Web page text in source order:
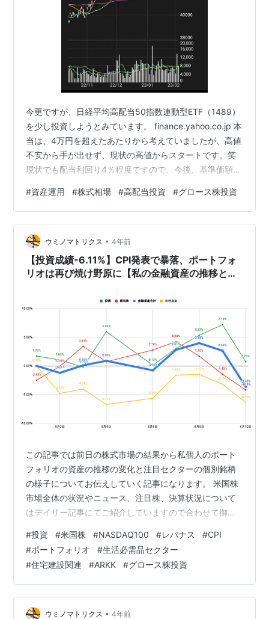
今更ですが、日経平均高配当50指数連動型ETF（1489）
を少し投資しようとみています。 finance.yahoo.co.jp 本
当は、4万円を超えたあたりから考えていましたが、高値
不安から手が出せず、現状の高値からスタートです。笑
現状でも配当利回り4％程度ですので、今後、基準価額が
間分散として買い出動かな。でもやっぱ高いよね。 ま
た、マザーズETF（2516）にも打診買いを検討です。こ
ちらはトレーディング目的。 finance.yahoo.co.jp このま
ま、NASDAQのハイテクグロース株が上がり続けると
は、先のGAFAM決算内容から…
#資産運用 #株式相場 #高配当投資 #グロース株投資
ウミノマトリクス • 4年前
【投資成績-6.11%】CPI発表で暴落、ポートフォ
リオは再び焼け野原に【私の金融資産の推移と注
この記事では前日の株式市場の結果から私個人のポート
フォリオの資産の推移の変化と注目セクターの個別銘柄
の様子についてお伝えしていく記事になります。 米国株
市場全体の状況やニュース、注目株、決算状況について
はデイリー記事にてご紹介していますので合わせて御覧
決算状況についてはこちらから 目次のリンクをクリック
で気になる場所にジャンプできるわよ 2022年6月10日の
米国株市場全体 米国債 主要指数 週間＆半年バブルチャ
ート 大型＆小型株とグロースとバリュー株 私の金融資産
の推移 昨日のトレード記録 個別銘柄の売買 投資信託の
売買 金融資産の損益 保…
#投資 #米国株 #NASDAQ100 #レバナス #CPI
#ポートフォリオ #生活必需品セクター
#住宅建設関連 #ARKK #グロース株投資
ウミノマトリクス • 4年前